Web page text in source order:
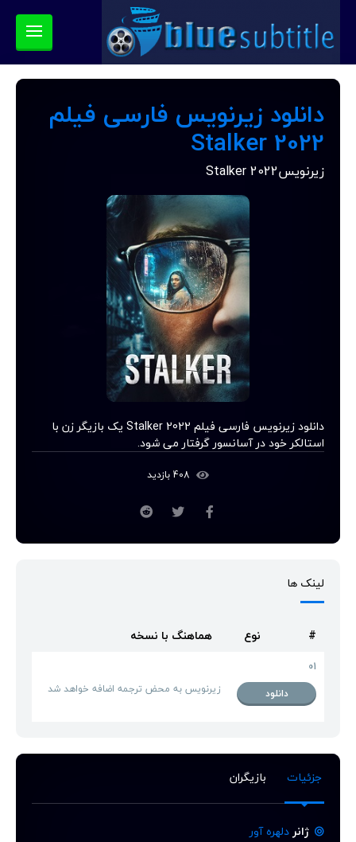
دانلود زیرنویس فارسی فیلم
Stalker 2022
زیرنویسStalker 2022
دانلود زیرنویس فارسی فیلم Stalker 2022 یک بازیگر زن با
استالکر خود در آسانسور گرفتار می شود.
لینک ها
# نوع هماهنگ با نسخه
01
دانلود
زیرنویس به محض ترجمه اضافه خواهد شد
جزئیات بازیگران
ژانردلهره آور